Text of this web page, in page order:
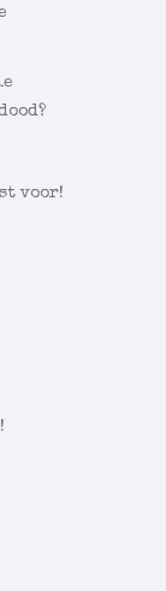
voor!